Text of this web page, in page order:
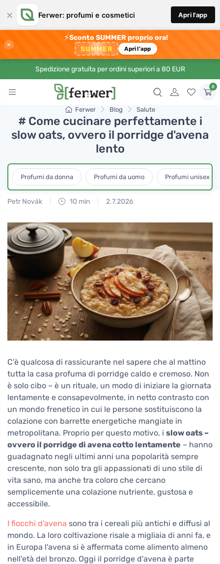
× Ferwer: profumi e cosmetici Apri l'app
×
⚡Sconto SUMMER proprio ora!
SUMMER Apri l'app
Spedizione gratuita per ordini superiori a 80 EUR
0
Ferwer Blog Salute
# Come cucinare perfettamente i
slow oats, ovvero il porridge d'avena
lento
Profumi da donna Profumi da uomo Profumi unisex
Petr Novák 10 min 2.7.2026
C'è qualcosa di rassicurante nel sapere che al mattino
tutta la casa profuma di porridge caldo e cremoso. Non
è solo cibo – è un rituale, un modo di iniziare la giornata
lentamente e consapevolmente, in netto contrasto con
un mondo frenetico in cui le persone sostituiscono la
colazione con barrette energetiche mangiate in
metropolitana. Proprio per questo motivo, i slow oats –
ovvero il porridge di avena cotto lentamente – hanno
guadagnato negli ultimi anni una popolarità sempre
crescente, non solo tra gli appassionati di uno stile di
vita sano, ma anche tra coloro che cercano
semplicemente una colazione nutriente, gustosa e
accessibile.
I fiocchi d'avena sono tra i cereali più antichi e diffusi al
mondo. La loro coltivazione risale a migliaia di anni fa, e
in Europa l'avena si è affermata come alimento almeno
nell'età del bronzo. Oggi il porridge d'avena è parte